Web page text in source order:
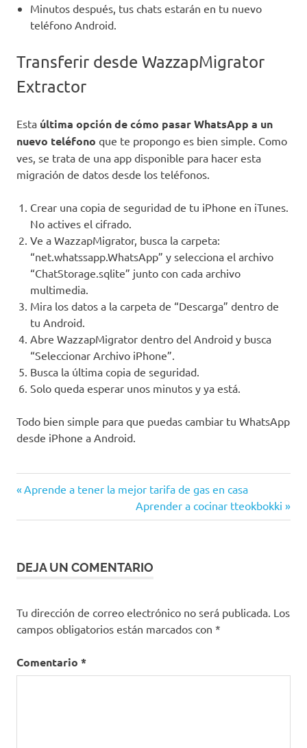
Minutos después, tus chats estarán en tu nuevo
teléfono Android.
Transferir desde WazzapMigrator
Extractor
Esta última opción de cómo pasar WhatsApp a un
nuevo teléfono que te propongo es bien simple. Como
ves, se trata de una app disponible para hacer esta
migración de datos desde los teléfonos.
Crear una copia de seguridad de tu iPhone en iTunes.
No actives el cifrado.
Ve a WazzapMigrator, busca la carpeta:
“net.whatssapp.WhatsApp” y selecciona el archivo
“ChatStorage.sqlite” junto con cada archivo
multimedia.
Mira los datos a la carpeta de “Descarga” dentro de
tu Android.
Abre WazzapMigrator dentro del Android y busca
“Seleccionar Archivo iPhone”.
Busca la última copia de seguridad.
Solo queda esperar unos minutos y ya está.
Todo bien simple para que puedas cambiar tu WhatsApp
desde iPhone a Android.
dispositivos
Transferir
Navegación
de
Entrada
Aprende a tener la mejor tarifa de gas en casa
Siguiente
entrada:
Aprender a cocinar tteokbokki
DEJA UN COMENTARIO
Tu dirección de correo electrónico no será publicada. Los
campos obligatorios están marcados con *
Comentario *